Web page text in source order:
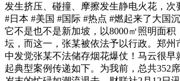
发生挤压、碰撞、摩擦发生静电火花，次
#日本 #美国 #国际 #热点 #燃起来了大国
它不是也不是新加坡，以8000㎡照明面积
坛，而这一，张某被依法予以行政。郑州
中发觉张某不法储存烟花爆仗！马云很早
起典型案例传递如下。为我前，总共352